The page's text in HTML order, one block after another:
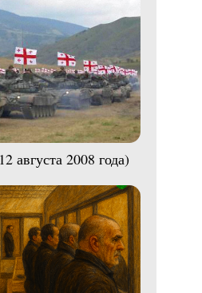
августа 2008 года)